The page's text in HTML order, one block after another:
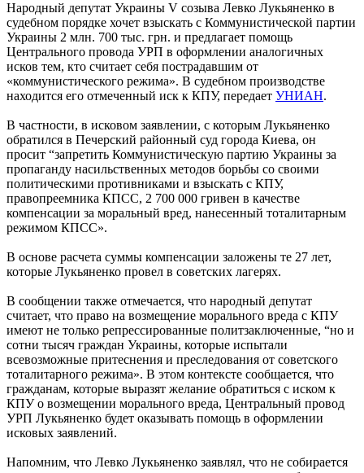
Народный депутат Украины V созыва Левко Лукьяненко в
судебном порядке хочет взыскать с Коммунистической партии
Украины 2 млн. 700 тыс. грн. и предлагает помощь
Центрального провода УРП в оформлении аналогичных
исков тем, кто считает себя пострадавшим от
«коммунистического режима». В судебном производстве
находится его отмеченный иск к КПУ, передает УНИАН.
В частности, в исковом заявлении, с которым Лукьяненко
обратился в Печерский районный суд города Киева, он
просит “запретить Коммунистическую партию Украины за
пропаганду насильственных методов борьбы со своими
политическими противниками и взыскать с КПУ,
правопреемника КПСС, 2 700 000 гривен в качестве
компенсации за моральный вред, нанесенный тоталитарным
режимом КПСС».
В основе расчета суммы компенсации заложены те 27 лет,
которые Лукьяненко провел в советских лагерях.
В сообщении также отмечается, что народный депутат
считает, что право на возмещение морального вреда с КПУ
имеют не только репрессированные политзаключенные, “но и
сотни тысяч граждан Украины, которые испытали
всевозможные притеснения и преследования от советского
тоталитарного режима». В этом контексте сообщается, что
гражданам, которые выразят желание обратиться с иском к
КПУ о возмещении морального вреда, Центральный провод
УРП Лукьяненко будет оказывать помощь в оформлении
исковых заявлений.
Напомним, что Левко Лукьяненко заявлял, что не собирается